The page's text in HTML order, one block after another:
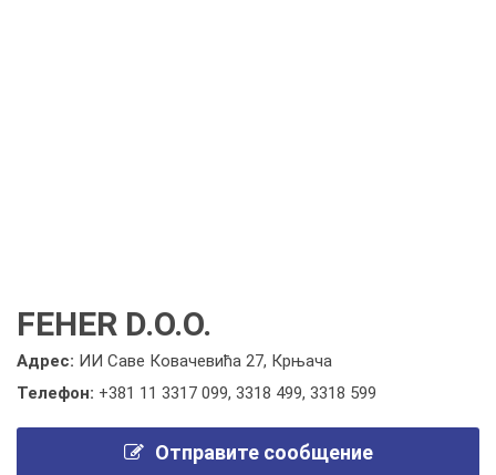
FEHER D.O.O.
Адрес: ИИ Саве Ковачевића 27, Крњача
Телефон: +381 11 3317 099, 3318 499, 3318 599
Отправите сообщение